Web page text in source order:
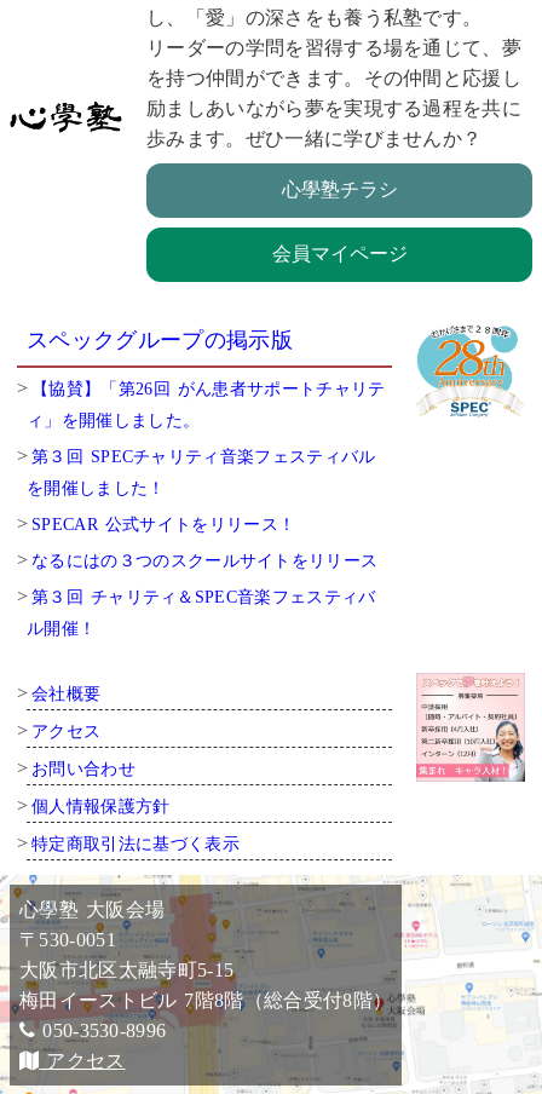
し、「愛」の深さをも養う私塾です。
リーダーの学問を習得する場を通じて、夢
を持つ仲間ができます。その仲間と応援し
励ましあいながら夢を実現する過程を共に
歩みます。ぜひ一緒に学びませんか？
心學塾チラシ
会員マイページ
スペックグループの掲示版
【協賛】「第26回 がん患者サポートチャリテ
ィ」を開催しました。
第３回 SPECチャリティ音楽フェスティバル
を開催しました！
SPECAR 公式サイトをリリース！
なるにはの３つのスクールサイトをリリース
第３回 チャリティ＆SPEC音楽フェスティバ
ル開催！
会社概要
アクセス
お問い合わせ
個人情報保護方針
特定商取引法に基づく表示
心學塾 大阪会場
〒530-0051
大阪市北区太融寺町5-15
梅田イーストビル 7階8階（総合受付8階）
050-3530-8996
アクセス